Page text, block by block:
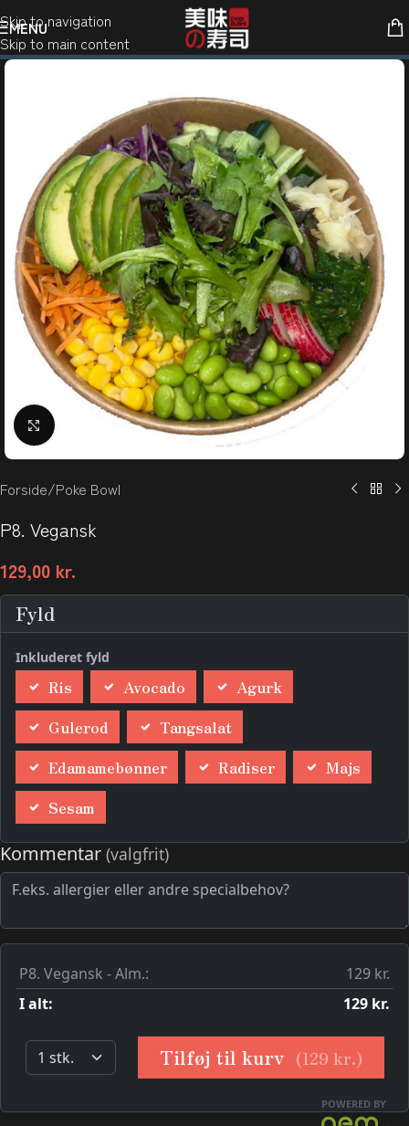
Skip to navigation
Skip to main content
MENU
Klik for at forstørre
Forside/Poke Bowl
P8. Vegansk
129,00 kr.